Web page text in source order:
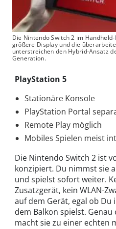
Die Nintendo Switch 2 im
größere Display und die
unterstreichen den Hybrid-Ansatz
Generation.
PlayStation 5
Stationäre Konsole
PlayStation Portal
Remote Play möglich
Mobiles Spielen meist
Die Nintendo Switch 2 ist
konzipiert. Du nimmst sie
und spielst sofort weiter.
Zusatzgerät, kein WLAN-
auf dem Gerät, egal ob Du
dem Balkon spielst.
macht sie zu einer echten